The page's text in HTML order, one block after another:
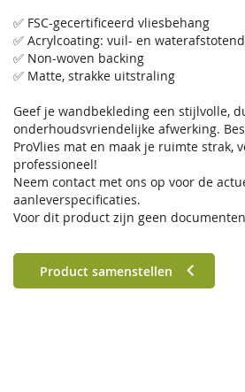
✅ FSC-gecertificeerd vliesbehang
✅ Acrylcoating: vuil- en waterafstotend
✅ Non-woven backing
✅ Matte, strakke uitstraling
Geef je wandbekleding een stijlvolle,
onderhoudsvriendelijke afwerking.
ProVlies mat en maak je ruimte strak,
professioneel!
Neem contact met ons op voor de
aanleverspecificaties.
Voor dit product zijn geen
Product samenstellen